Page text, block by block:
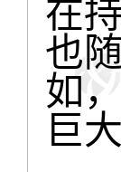
在
也
如
巨大